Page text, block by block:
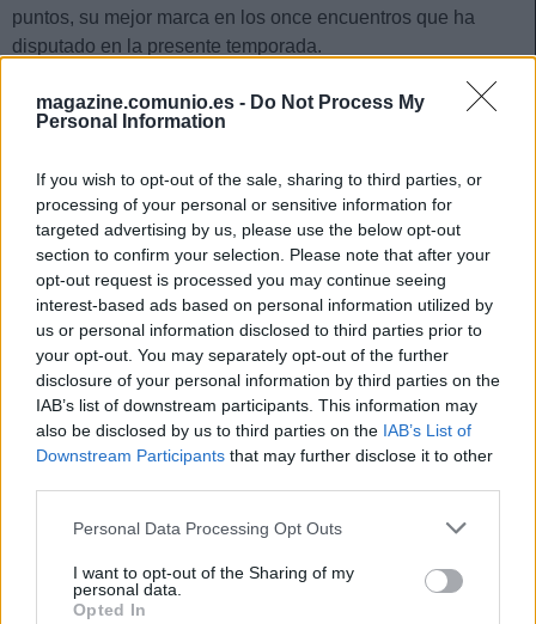
magazine.comunio.es - Do Not Process My
Personal Information
If you wish to opt-out of the sale, sharing to third parties, or
processing of your personal or sensitive information for
targeted advertising by us, please use the below opt-out
section to confirm your selection. Please note that after your
opt-out request is processed you may continue seeing
interest-based ads based on personal information utilized by
us or personal information disclosed to third parties prior to
your opt-out. You may separately opt-out of the further
disclosure of your personal information by third parties on the
IAB’s list of downstream participants. This information may
also be disclosed by us to third parties on the IAB’s List of
Downstream Participants that may further disclose it to other
Please note that this website/app uses one or more Google
not limited to your visit or usage behaviour. You may click to
grant or deny consent to Google and its third-party tags to
Personal Data Processing Opt Outs
I want to opt-out of the Sharing of my
personal data.
Opted In
puntos, su mejor marca en los once encuentros que ha
disputado en la presente temporada.
Que lance penaltis le convierte en un jugador más
recomendable para el juego de lo que era antes y su valor
baja. Actualmente está con un valor de 1,2 millones.
Todo o nada. Cuatro jugadores para arriesgar
Estos cuatro jugadores no están
dando muchos puntos y tienen un
valor superior a los 3 millones de
euros, pero en el pasado dieron
un buen rendimiento y son
siempre opciones a tener en
cuenta para arriesgar.
El lateral izquierdo asturiano volvió a jugar un partido tras la
grave lesión de rodilla que sufrió en el último partido de la